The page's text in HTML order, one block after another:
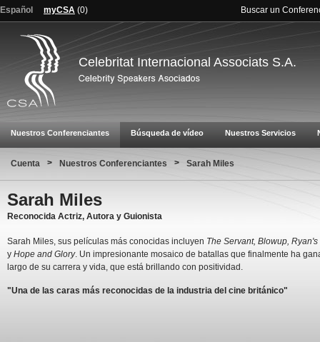
Español myCSA (0) Buscar un
Celebritat Internacional Associats S.A.
Nuestros Conferenciantes Búsqueda de vídeo Nuestros Servicios
Cuenta > Nuestros Conferenciantes > Sarah Miles
Sarah Miles
Reconocida Actriz, Autora y Guionista
Sarah Miles, sus películas más conocidas incluyen The Servant, Blowup,
y Hope and Glory. Un impresionante mosaico de batallas que finalmente ha
largo de su carrera y vida, que está brillando con positividad.
"Una de las caras más reconocidas de la industria del cine británico"